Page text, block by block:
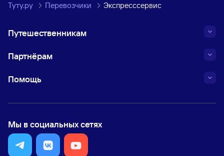
Туту.ру Перевозчики Экспресссервис
Путешественникам
Партнёрам
Помощь
Мы в социальных сетях